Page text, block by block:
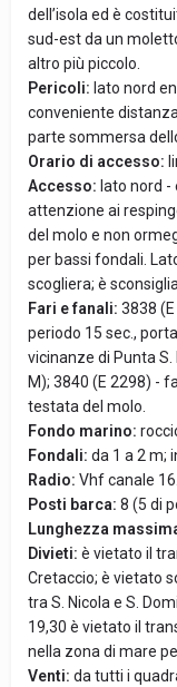
dell’isola ed è
sud-est da un
altro più piccolo.
Pericoli: lato nord
conveniente
parte sommersa
Orario di accesso:
Accesso: lato nord
attenzione ai
del molo e non
per bassi fondali.
scogliera; è
Fari e fanali: 3838
periodo 15 sec.,
vicinanze di Punta
M); 3840 (E 2298) -
testata del molo.
Fondo marino:
Fondali: da 1 a 2 m;
Radio: Vhf canale 16.
Posti barca: 8 (5 di
Lunghezza
Divieti: è vietato il
Cretaccio; è vietato
tra S. Nicola e S.
19,30 è vietato il
nella zona di mare
Venti: da tutti i